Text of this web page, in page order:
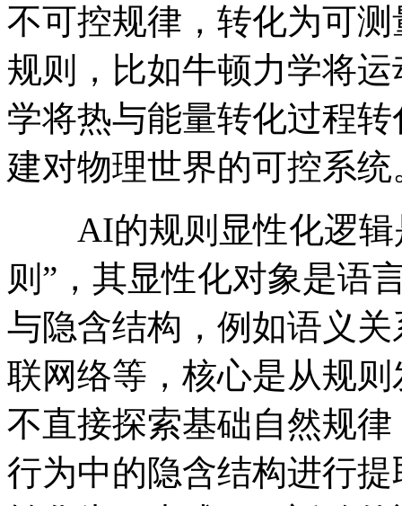
不可控规律，转化为可
规则，比如牛顿力学将
学将热与能量转化过程
建对物理世界的可控系统
AI的规则显性化逻辑
则”，其显性化对象是语
与隐含结构，例如语义
联网络等，核心是从规
不直接探索基础自然规
行为中的隐含结构进行